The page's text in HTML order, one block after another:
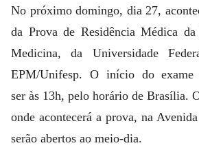
No próximo domingo, dia 27,
da Prova de Residência Médica
Medicina, da Universidade
EPM/Unifesp. O início do exame
ser às 13h, pelo horário de Brasília.
onde acontecerá a prova, na
serão abertos ao meio-dia.